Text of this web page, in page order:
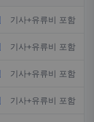
기사+유류비 포함
기사+유류비 포함
기사+유류비 포함
기사+유류비 포함